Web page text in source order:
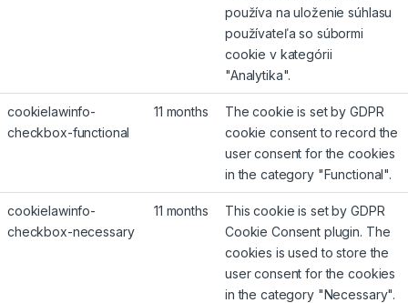
používa na uloženie súhlasu
používateľa so súbormi
cookie v kategórii
"Analytika".
cookielawinfo-
checkbox-functional
11 months
The cookie is set by GDPR
cookie consent to record the
user consent for the cookies
in the category "Functional".
cookielawinfo-
checkbox-necessary
11 months
This cookie is set by GDPR
Cookie Consent plugin. The
cookies is used to store the
user consent for the cookies
in the category "Necessary".